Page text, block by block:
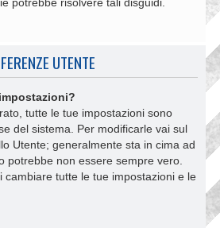
potrebbe risolvere tali disguidi.
UTENTE
tutte le tue impostazioni sono
del sistema. Per modificarle vai sul
Utente; generalmente sta in cima ad
potrebbe non essere sempre vero.
cambiare tutte le tue impostazioni e le